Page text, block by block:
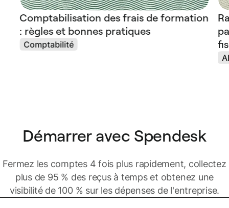
Comptabilisation des frais de formation
: règles et bonnes pratiques
Comptabilité
Démarrer avec Spendesk
Fermez les comptes 4 fois plus rapidement, collectez
plus de 95 % des reçus à temps et obtenez une
visibilité de 100 % sur les dépenses de l'entreprise.